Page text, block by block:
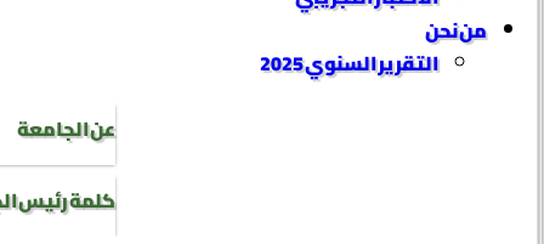
من نحن
التقرير السنوي 2025
عن الجامعة
كلمة رئيس